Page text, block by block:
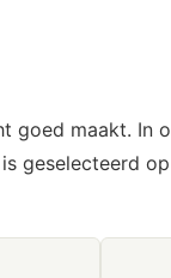
goed maakt. In
geselecteerd